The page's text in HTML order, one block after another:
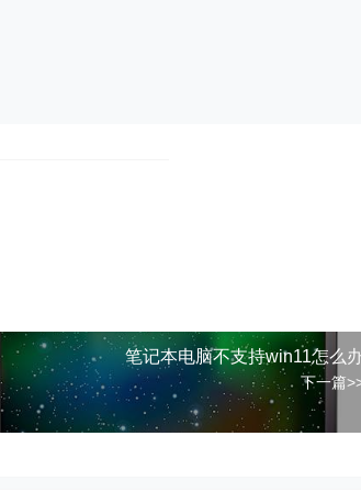
笔记本电脑不支持win11怎么
下一篇